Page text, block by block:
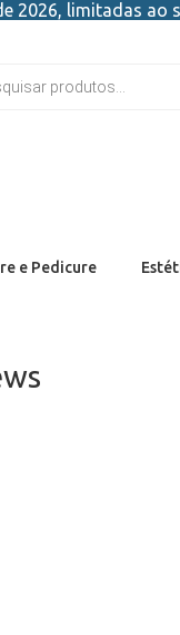
2026, limitadas ao
e Pedicure